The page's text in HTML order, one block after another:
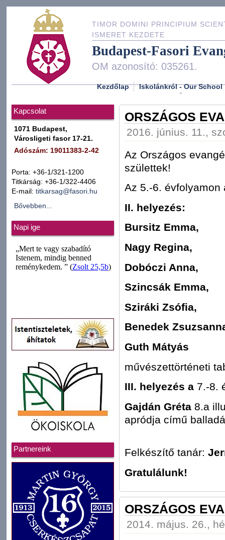
TIMOR DOMINI PRINCIPIUM
ISMERET KEZDETE
Budapest-Fasori
OM azonosító: 035261.
Kezdőlap Iskolánkról - Our School
Kapcsolat
1071 Budapest,
Városligeti fasor 17-21.
Adószám: 19011383-2-42
Porta: +36-1/321-1200
Titkárság: +36-1/322-4406
E-mail: titkarsag@fasori.hu
Bővebben...
Napi ige
Partnereink
ORSZÁGOS
2016. június. 11.,
Az Országos
születtek!
Az 5.-6. évfolyamon
II. helyezés:
Bursitz Emma,
Nagy Regina,
Dobóczi Anna,
Szincsák Emma,
Sziráki Zsófia,
Benedek
Guth Mátyás
művészettörténeti
III. helyezés a 7.-8.
Gajdán Gréta 8.a
apródja című
Felkészítő tanár:
Gratulálunk!
ORSZÁGOS
2014. május. 26.,